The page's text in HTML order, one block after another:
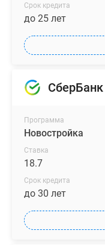
Срок кредита
до 25 лет
СберБанк
Программа
Новостройка
Ставка
18.7
Срок кредита
до 30 лет